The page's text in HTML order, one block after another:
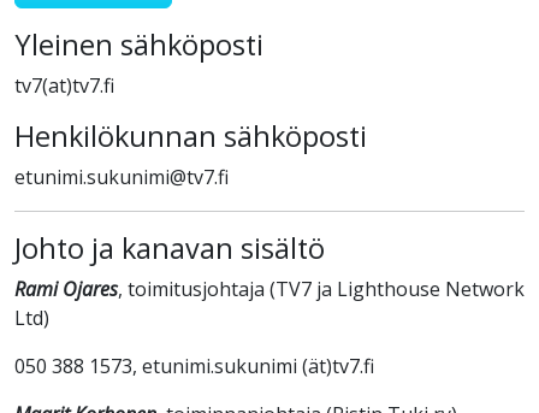
Yleinen sähköposti
tv7(at)tv7.fi
Henkilökunnan sähköposti
etunimi.sukunimi@tv7.fi
Johto ja kanavan sisältö
Rami Ojares, toimitusjohtaja (TV7 ja Lighthouse Network
Ltd)
050 388 1573, etunimi.sukunimi (ät)tv7.fi